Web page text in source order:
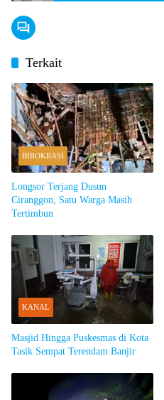
Terkait
BIROKRASI
Longsor Terjang Dusun
Ciranggon, Satu Warga Masih
Tertimbun
KANAL
Masjid Hingga Puskesmas di Kota
Tasik Sempat Terendam Banjir